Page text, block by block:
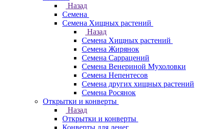
Назад
Семена
Семена Хищных растений
Назад
Семена Хищных растений
Семена Жирянок
Семена Саррацений
Семена Венериной Мухоловки
Семена Непентесов
Семена других хищных растений
Семена Росянок
Открытки и конверты
Назад
Открытки и конверты
Конверты для денег